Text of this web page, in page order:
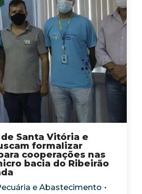
Santa Vitória e
formalizar
cooperações nas
bacia do Ribeirão
e Abastecimento